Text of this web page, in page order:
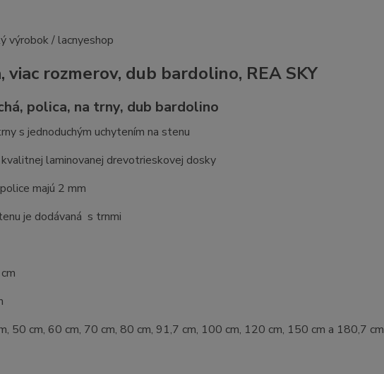
viac rozmerov, dub bardolino, REA SKY
polica, na trny, dub bardolino
s jednoduchým uchytením na stenu
laminovanej drevotrieskovej dosky
majú 2 mm
je dodávaná s trnmi
50 cm, 60 cm, 70 cm, 80 cm, 91,7 cm, 100 cm, 120 cm, 150 cm a 180,7 cm